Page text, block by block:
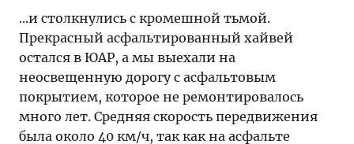
...и столкнулись с кромешной тьмой.
Прекрасный асфальтированный хайвей
остался в ЮАР, а мы выехали на
неосвещенную дорогу с асфальтовым
покрытием, которое не ремонтировалось
много лет. Средняя скорость передвижения
была около 40 км/ч, так как на асфальте